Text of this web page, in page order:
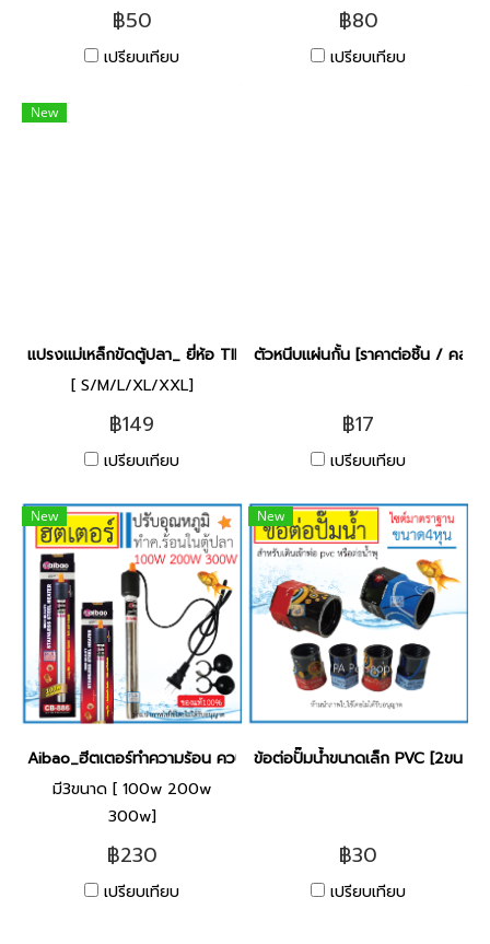
฿50
เปรียบเทียบ
฿80
เปรียบเทียบ
New
แปรงแม่เหล็กขัดตู้ปลา_ ยี่ห้อ TIP [ S ]
[ S/M/L/XL/XXL]
฿149
เปรียบเทียบ
ตัวหนีบแผ่นกั้น [ราคาต่อชิ้น / คละสี]
฿17
เปรียบเทียบ
New
Aibao_ฮีตเตอร์ทำความร้อน ควบคุมอุณหภูมิให้คงที่ [ 100w ]
มี3ขนาด [ 100w 200w
300w]
฿230
เปรียบเทียบ
New
ข้อต่อปั๊มน้ำขนาดเล็ก PVC [2ขนาด]
฿30
เปรียบเทียบ